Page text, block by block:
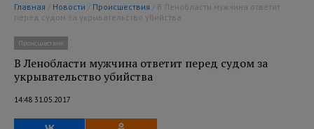
Главная / Новости / Происшествия
перед судом за укрывательство убийства
Происшествия
В Ленобласти мужчина ответит перед судом за
укрывательство убийства
14:48 31.05.2017